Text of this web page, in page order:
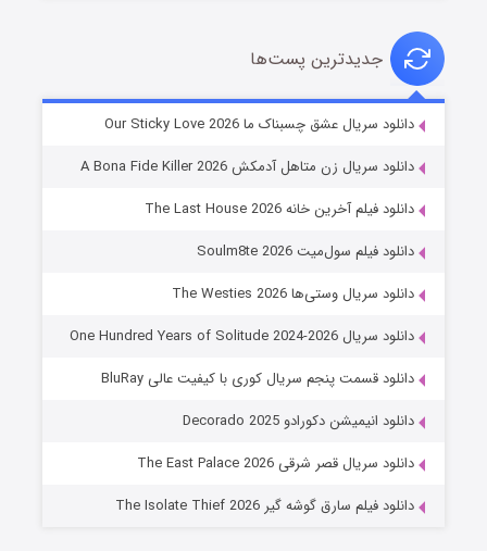
شوهر
عملیات آپارتمان
قسمت۲ (زیرنویس) منتشر شد
جدیدترین پست‌ها
دانلود سریال عشق چسبناک ما Our Sticky Love 2026
دانلود سریال زن متاهل آدمکش A Bona Fide Killer 2026
دانلود فیلم آخرین خانه The Last House 2026
دانلود فیلم سول‌میت Soulm8te 2026
دانلود سریال وستی‌ها The Westies 2026
دانلود سریال One Hundred Years of Solitude 2024-2026
دانلود قسمت پنجم سریال کوری با کیفیت عالی BluRay
دانلود انیمیشن دکورادو Decorado 2025
دانلود سریال قصر شرقی The East Palace 2026
دانلود فیلم سارق گوشه گیر The Isolate Thief 2026